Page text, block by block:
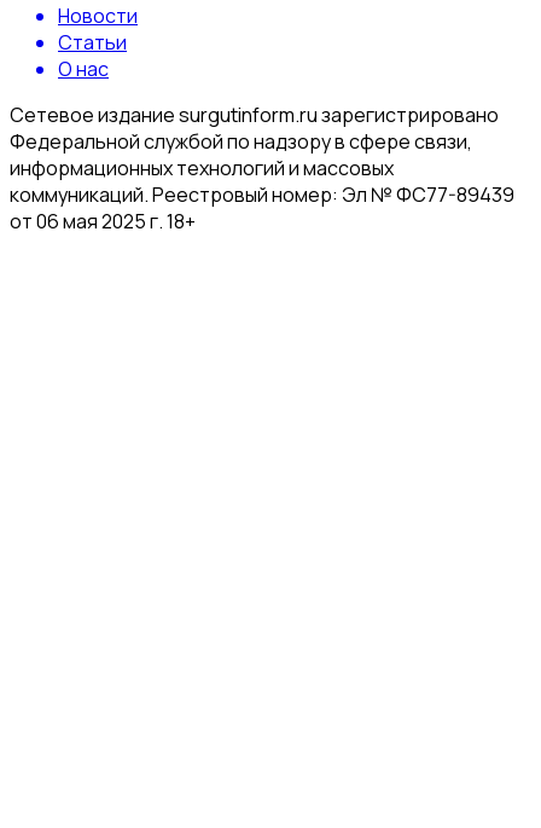
Новости
Статьи
О нас
Сетевое издание surgutinform.ru зарегистрировано
Федеральной службой по надзору в сфере связи,
информационных технологий и массовых
коммуникаций. Реестровый номер: Эл № ФС77-89439
от 06 мая 2025 г. 18+